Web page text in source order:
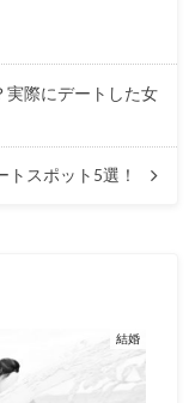
実際にデートした女
スポット5選！
結婚